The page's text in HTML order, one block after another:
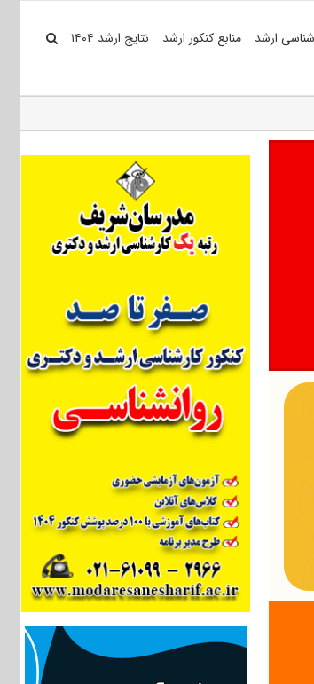
ارشد منابع کنکور ارشد نتایج ارشد ۱۴۰۴